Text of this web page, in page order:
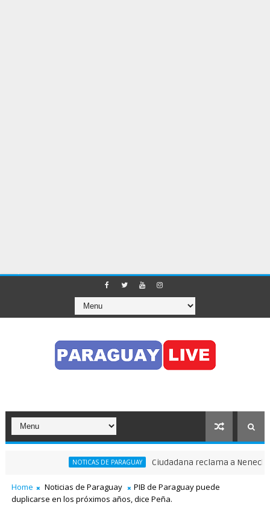
NOTICAS DE PARAGUAY Ciudadana reclama a Nenecho:
Home Noticias de Paraguay
PIB de Paraguay puede
duplicarse en los próximos años, dice Peña.